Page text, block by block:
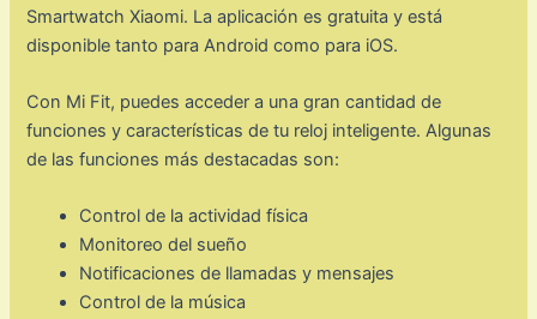
Smartwatch Xiaomi. La aplicación es gratuita y está
disponible tanto para Android como para iOS.
Con Mi Fit, puedes acceder a una gran cantidad de
funciones y características de tu reloj inteligente. Algunas
de las funciones más destacadas son:
Control de la actividad física
Monitoreo del sueño
Notificaciones de llamadas y mensajes
Control de la música